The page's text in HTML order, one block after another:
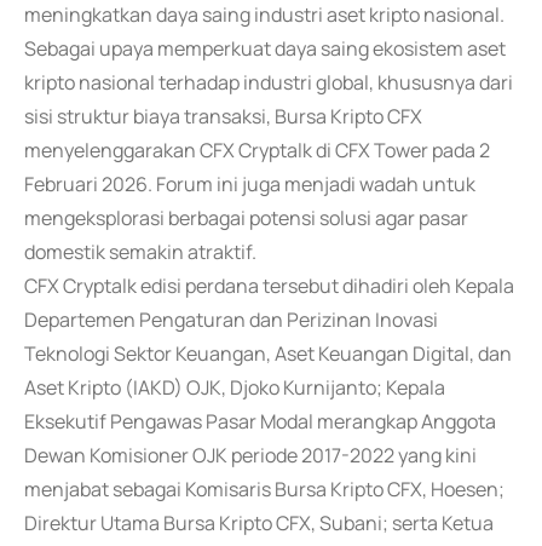
meningkatkan daya saing industri aset kripto nasional.
Sebagai upaya memperkuat daya saing ekosistem aset
kripto nasional terhadap industri global, khususnya dari
sisi struktur biaya transaksi, Bursa Kripto CFX
menyelenggarakan CFX Cryptalk di CFX Tower pada 2
Februari 2026. Forum ini juga menjadi wadah untuk
mengeksplorasi berbagai potensi solusi agar pasar
domestik semakin atraktif.
CFX Cryptalk edisi perdana tersebut dihadiri oleh Kepala
Departemen Pengaturan dan Perizinan Inovasi
Teknologi Sektor Keuangan, Aset Keuangan Digital, dan
Aset Kripto (IAKD) OJK, Djoko Kurnijanto; Kepala
Eksekutif Pengawas Pasar Modal merangkap Anggota
Dewan Komisioner OJK periode 2017-2022 yang kini
menjabat sebagai Komisaris Bursa Kripto CFX, Hoesen;
Direktur Utama Bursa Kripto CFX, Subani; serta Ketua